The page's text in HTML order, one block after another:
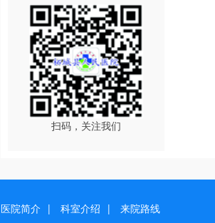
扫码，关注我们
医院简介 | 科室介绍 |
来院路线